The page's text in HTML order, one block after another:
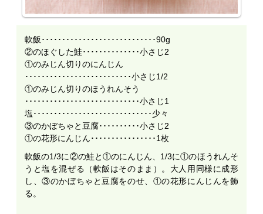
軟飯････････････････････････････90g
②のほぐした鮭･･････････････小さじ2
①のみじん切りのにんじん
･･････････････････････････小さじ1/2
①のみじん切りのほうれんそう
････････････････････････････小さじ1
塩･････････････････････････････少々
③のかぼちゃと豆腐･･････････小さじ2
①の花形にんじん････････････････1枚
軟飯の1/3に②の鮭と①のにんじん、1/3に①のほうれんそ
うと塩を混ぜる（軟飯はそのまま）。大人用同様に成形
し、③のかぼちゃと豆腐をのせ、①の花形にんじんを飾
る。